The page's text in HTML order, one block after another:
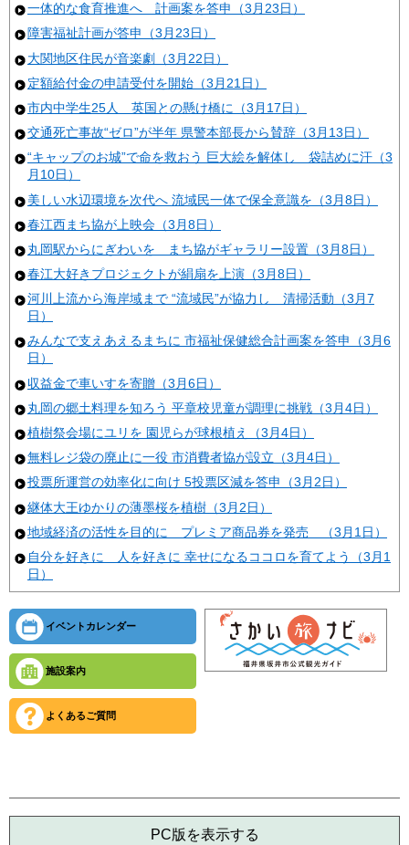
一体的な食育推進へ 計画案を答申（3月23日）
障害福祉計画が答申（3月23日）
大関地区住民が音楽劇（3月22日）
定額給付金の申請受付を開始（3月21日）
市内中学生25人 英国との懸け橋に（3月17日）
交通死亡事故“ゼロ”が半年 県警本部長から賛辞（3月13日）
“キャップのお城”で命を救おう 巨大絵を解体し 袋詰めに汗（3
月10日）
美しい水辺環境を次代へ 流域民一体で保全意識を（3月8日）
春江西まち協が上映会（3月8日）
丸岡駅からにぎわいを まち協がギャラリー設置（3月8日）
春江大好きプロジェクトが絹扇を上演（3月8日）
河川上流から海岸域まで “流域民”が協力し 清掃活動（3月7
日）
みんなで支えあえるまちに 市福祉保健総合計画案を答申（3月6
日）
収益金で車いすを寄贈（3月6日）
丸岡の郷土料理を知ろう 平章校児童が調理に挑戦（3月4日）
植樹祭会場にユリを 園児らが球根植え（3月4日）
無料レジ袋の廃止に一役 市消費者協が設立（3月4日）
投票所運営の効率化に向け 5投票区減を答申（3月2日）
継体大王ゆかりの薄墨桜を植樹（3月2日）
地域経済の活性を目的に プレミア商品券を発売 （3月1日）
自分を好きに 人を好きに 幸せになるココロを育てよう（3月1
日）
イベントカレンダー
施設案内
よくあるご質問
PC版を表示する